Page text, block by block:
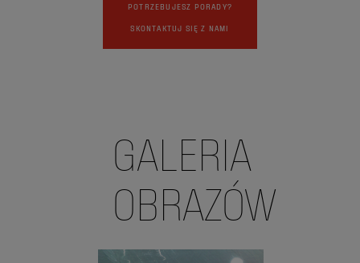
POTRZEBUJESZ PORADY?
SKONTAKTUJ SIĘ Z NAMI
GALERIA
OBRAZÓW